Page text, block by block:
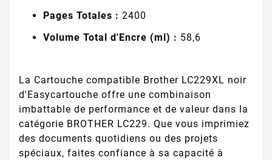
Pages Totales : 2400
Volume Total d'Encre (ml) : 58,6
La Cartouche compatible Brother LC229XL noir
d'Easycartouche offre une combinaison
imbattable de performance et de valeur dans la
catégorie BROTHER LC229. Que vous imprimiez
des documents quotidiens ou des projets
spéciaux, faites confiance à sa capacité à